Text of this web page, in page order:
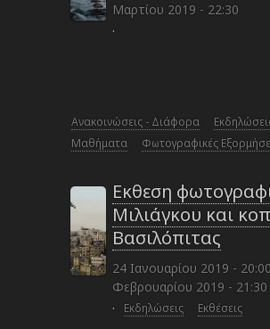
Μαρτίου 2019 - 22:30
·
Ανακοινώσεις - Διάφορα
Μαθήματα
Φωτογραφικές
Εκθεση
Μιλιάγκου και
Βασιλόπιτας
24 Ιανουαρίου 2019 - 20:00
Φεβρουαρίου 2019 - 21:30
· Εκδηλώσεις Εκθέσεις